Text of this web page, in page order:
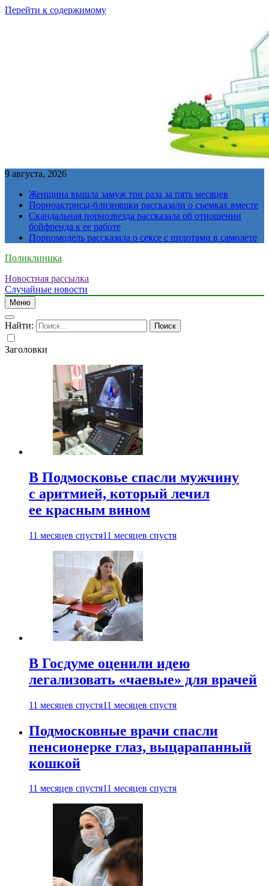
Перейти к содержимому
9 августа, 2026
Женщина вышла замуж три раза за пять месяцев
Порноактрисы-близняшки рассказали о съемках вместе
Скандальная порнозвезда рассказала об отношении
бойфренда к ее работе
Порномодель рассказала о сексе с пилотами в самолете
Поликлиника
Новостная рассылка
Случайные новости
Меню
Найти:
Заголовки
В Подмосковье спасли мужчину
с аритмией, который лечил
ее красным вином
11 месяцев спустя11 месяцев спустя
В Госдуме оценили идею
легализовать «чаевые» для врачей
11 месяцев спустя11 месяцев спустя
Подмосковные врачи спасли
пенсионерке глаз, выцарапанный
кошкой
11 месяцев спустя11 месяцев спустя